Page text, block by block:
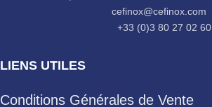
cefinox@cefinox.com
+33 (0)3 80 27 02 60
LIENS UTILES
Conditions Générales de Vente